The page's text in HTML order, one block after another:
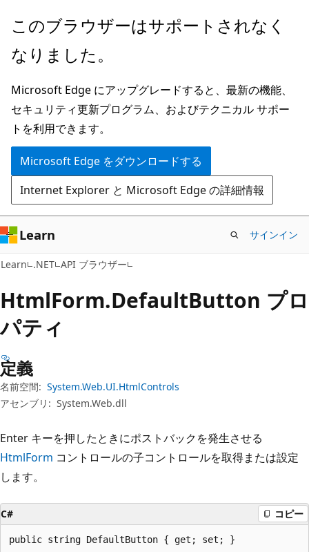
メ
ン
ン
テ
ン
ツ
に
ス
キ
ッ
プ
ペ
ジ
ナ
ビ
ゲ
ー
シ
ョ
ン
に
ス
キ
ッ
プ
このブラウザーはサポートされなく
なりました。
Microsoft Edge にアップグレードすると、最新の機能、
セキュリティ更新プログラム、およびテクニカル サポー
トを利用できます。
Microsoft Edge をダウンロードする
Internet Explorer と Microsoft Edge の詳細情報
Learn サインイン
Learn .NET API ブラウザー
HtmlForm.DefaultButton プロ
パティ
定義
名前空間: System.Web.UI.HtmlControls
アセンブリ: System.Web.dll
Enter キーを押したときにポストバックを発生させる
HtmlForm コントロールの子コントロールを取得または設定
します。
C# コピー
public string DefaultButton { get; set; }